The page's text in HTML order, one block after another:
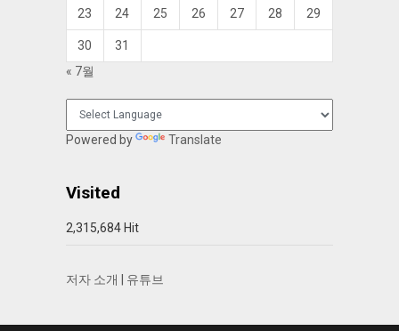
23 24 25 26 27 28 29
30
31
« 7월
Powered by Translate
Visited
2,315,684 Hit
저자 소개 유튜브